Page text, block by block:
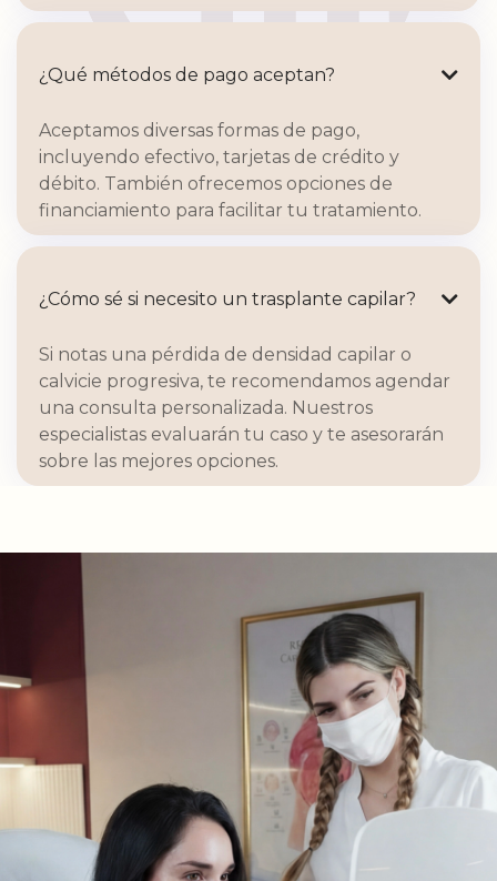
¿Qué métodos de pago aceptan? 
Aceptamos diversas formas de pago,
incluyendo efectivo, tarjetas de crédito y
débito. También ofrecemos opciones de
financiamiento para facilitar tu tratamiento.
¿Cómo sé si necesito un trasplante capilar? 
Si notas una pérdida de densidad capilar o
calvicie progresiva, te recomendamos agendar
una consulta personalizada. Nuestros
especialistas evaluarán tu caso y te asesorarán
sobre las mejores opciones.